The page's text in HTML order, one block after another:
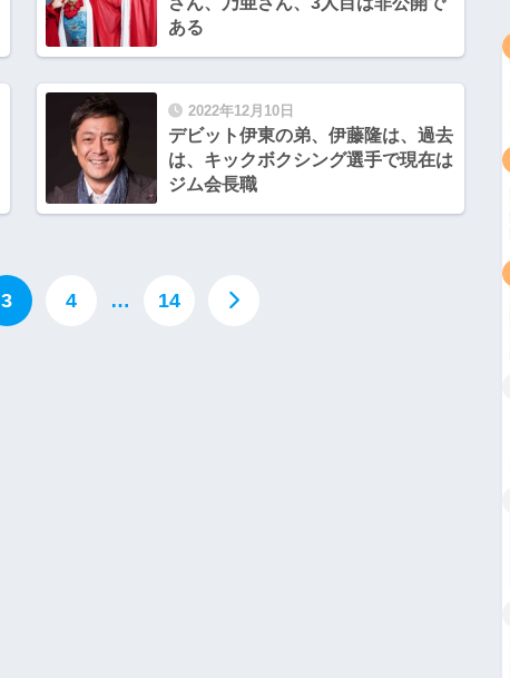
ある
2022年12月10日
デビット伊東の弟、伊藤隆は、過去
は、キックボクシング選手で現在は
ジム会長職
3 4 … 14